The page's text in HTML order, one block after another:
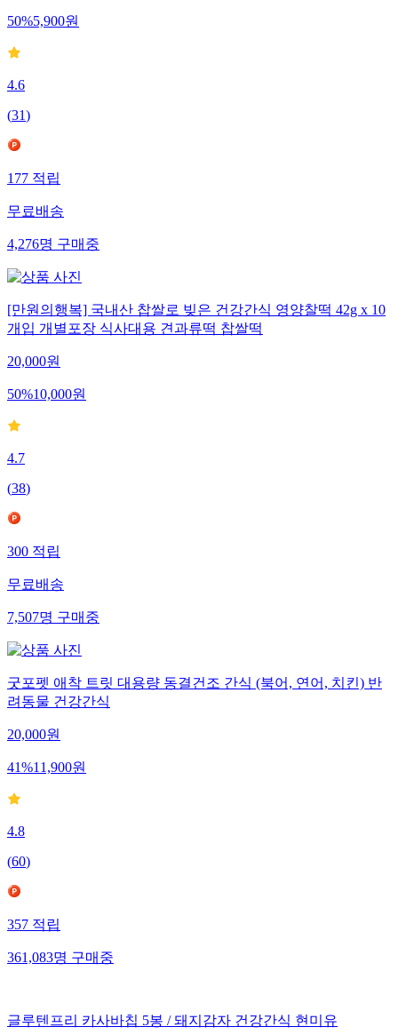
50%5,900원
4.6
(31)
177적립
무료배송
4,276명구매중
[만원의행복] 국내산 찹쌀로 빚은 건강간식 영양찰떡 42g x 10
개입 개별포장 식사대용 견과류떡 찹쌀떡
20,000원
50%10,000원
4.7
(38)
300적립
무료배송
7,507명구매중
굿포펫 애착 트릿 대용량 동결건조 간식 (북어, 연어, 치킨) 반
려동물 건강간식
20,000원
41%11,900원
4.8
(60)
357적립
361,083명구매중
글루텐프리 카사바칩 5봉 / 돼지감자 건강간식 현미유